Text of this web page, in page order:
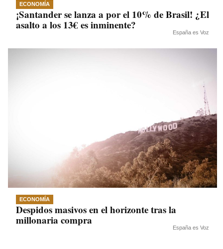
ECONOMÍA
¡Santander se lanza a por el 10% de Brasil! ¿El
asalto a los 13€ es inminente?
España es Voz
ECONOMÍA
Despidos masivos en el horizonte tras la
millonaria compra
España es Voz